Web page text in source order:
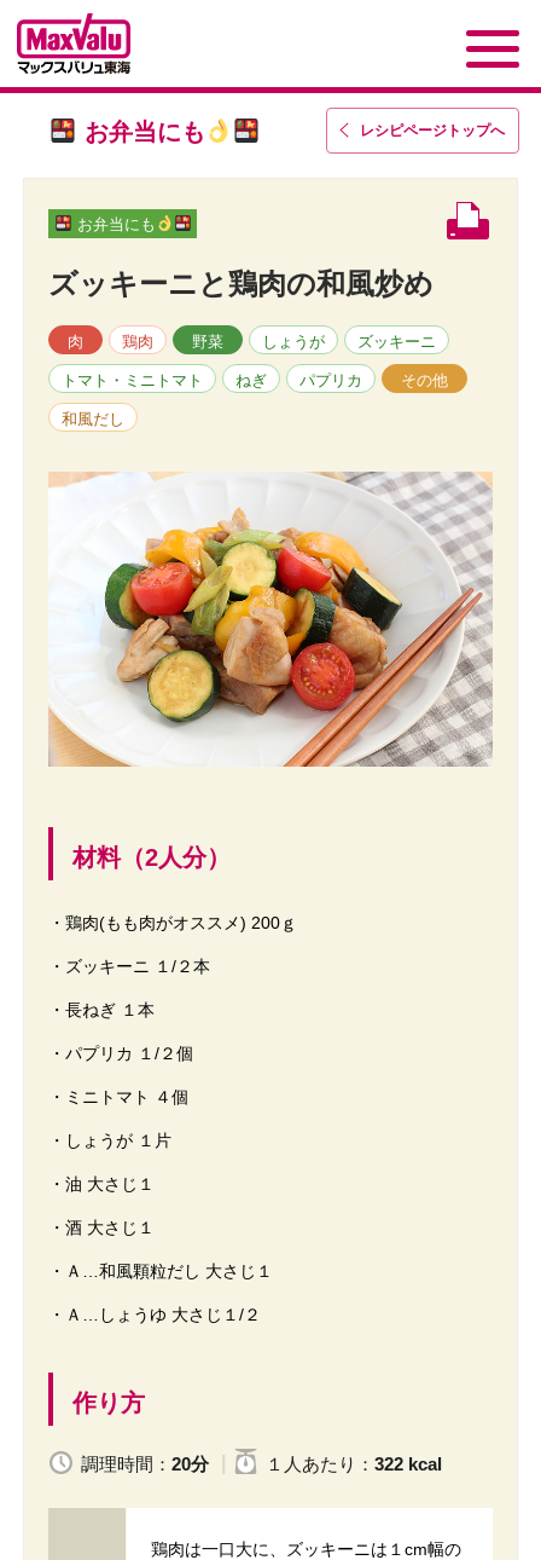
レシピページトップへ
お弁当にも
お弁当にも
ズッキーニと鶏肉の和風炒め
肉 鶏肉 野菜 しょうが ズッキーニ
トマト・ミニトマト ねぎ パプリカ その他
和風だし
材料（2人分）
・鶏肉(もも肉がオススメ) 200ｇ
・ズッキーニ １/２本
・長ねぎ １本
・パプリカ １/２個
・ミニトマト ４個
・しょうが １片
・油 大さじ１
・酒 大さじ１
・Ａ…和風顆粒だし 大さじ１
・Ａ…しょうゆ 大さじ１/２
作り方
調理時間： 20分 １人 あたり ： 322 kcal
鶏肉は一口大に、ズッキーニは１cm幅の